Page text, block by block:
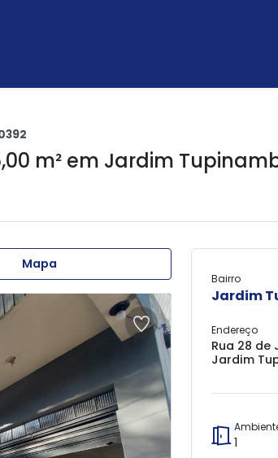
m² em Jardim
Mapa
Bairro
Jardim
Endereço
Rua 28 de
Jardim
1